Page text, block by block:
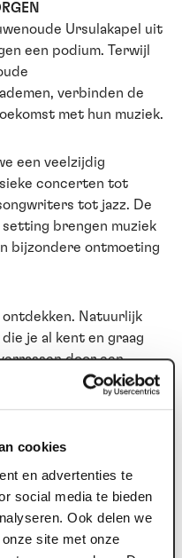
cookies
en advertenties te
social media te bieden
Ook delen we
site met onze
Ursulakapel uit
een podium. Terwijl
verbinden de
met hun muziek.
een veelzijdig
concerten tot
tot jazz. De
brengen muziek
bijzondere ontmoeting
Natuurlijk
je al kent en graag
door een
programmering
vervolg en staat
verbinden en de
telkens weer een